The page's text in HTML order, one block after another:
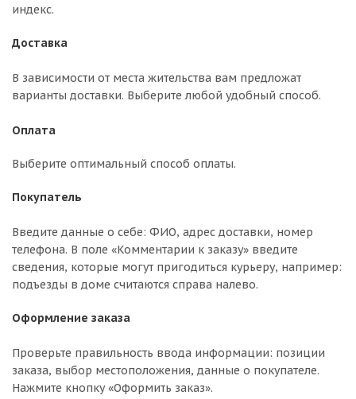
индекс.
Доставка
В зависимости от места жительства вам предложат
варианты доставки. Выберите любой удобный способ.
Оплата
Выберите оптимальный способ оплаты.
Покупатель
Введите данные о себе: ФИО, адрес доставки, номер
телефона. В поле «Комментарии к заказу» введите
сведения, которые могут пригодиться курьеру, например:
подъезды в доме считаются справа налево.
Оформление заказа
Проверьте правильность ввода информации: позиции
заказа, выбор местоположения, данные о покупателе.
Нажмите кнопку «Оформить заказ».